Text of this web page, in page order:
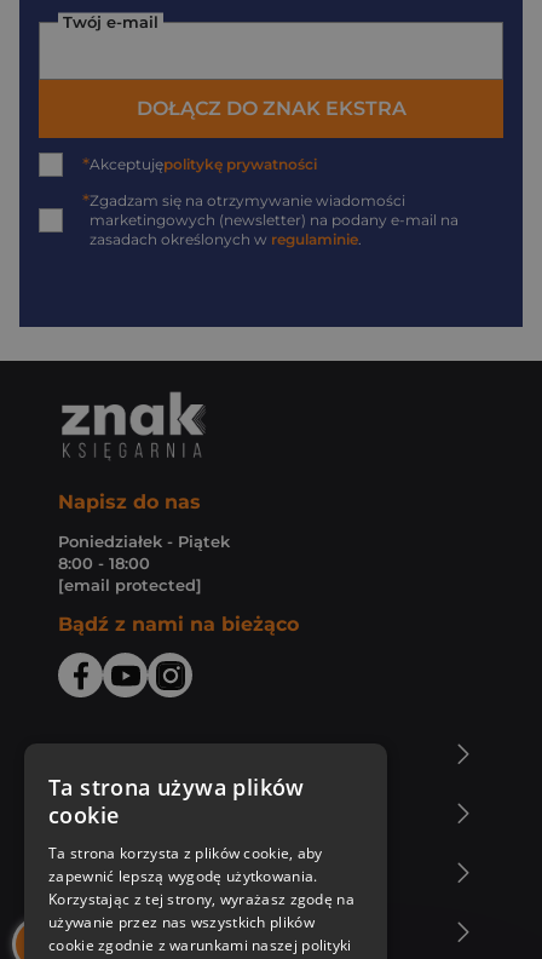
Twój e-mail
DOŁĄCZ DO ZNAK EKSTRA
*Akceptujępolitykę prywatności
*Zgadzam się na otrzymywanie wiadomości
marketingowych (newsletter) na podany e-mail na
zasadach określonych w regulaminie.
Napisz do nas
Poniedziałek - Piątek
8:00 - 18:00
[email protected]
Bądź z nami na bieżąco
Zakupy u nas
Nasza oferta
Nasi autorzy
Ta strona używa plików
cookie
Ta strona korzysta z plików cookie, aby
zapewnić lepszą wygodę użytkowania.
Korzystając z tej strony, wyrażasz zgodę na
używanie przez nas wszystkich plików
cookie zgodnie z warunkami naszej polityki